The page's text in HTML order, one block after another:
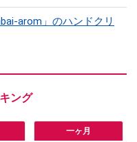
arom」のハンドクリ
一ヶ月